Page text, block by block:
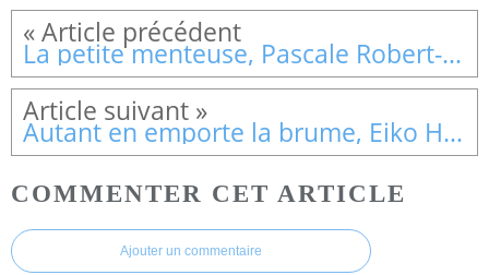
La petite menteuse, Pascale Robert-Diard
Autant en emporte la brume, Eiko Hanamura
COMMENTER CET ARTICLE
Ajouter un commentaire